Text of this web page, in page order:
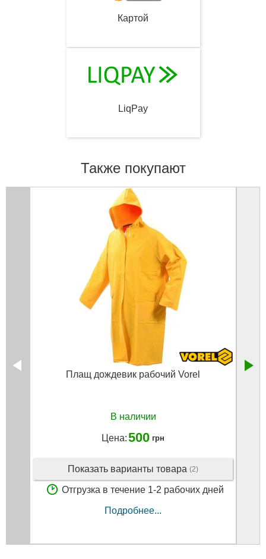
Картой
LiqPay
Также покупают
Плащ дождевик рабочий Vorel
В наличии
Цена:500 грн
Показать варианты товара (2)
Отгрузка в течение 1-2 рабочих дней
Подробнее...